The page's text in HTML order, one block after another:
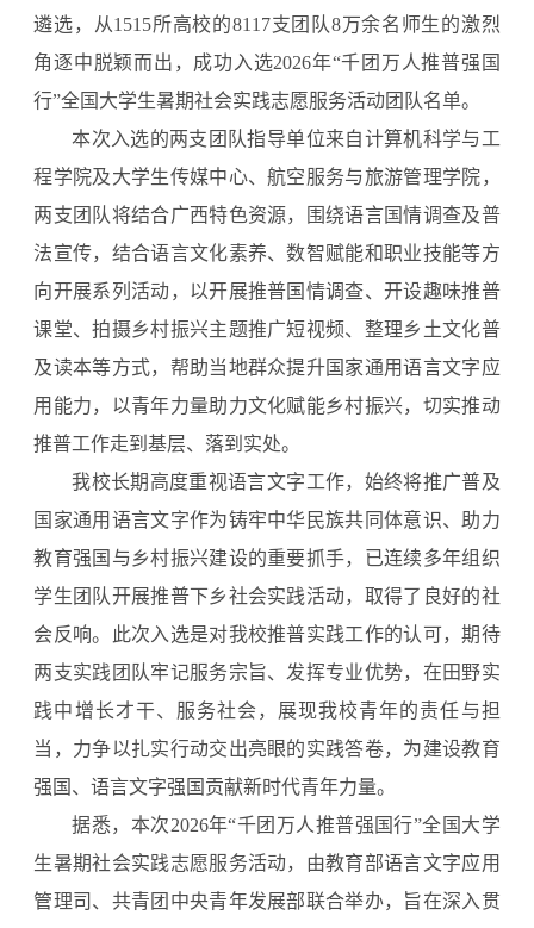
遴选，从1515所高校的8117支团队8万余名师生的激烈
角逐中脱颖而出，成功入选2026年“千团万人推普强国
行”全国大学生暑期社会实践志愿服务活动团队名单。
本次入选的两支团队指导单位来自计算机科学与工
程学院及大学生传媒中心、航空服务与旅游管理学院，
两支团队将结合广西特色资源，围绕语言国情调查及普
法宣传，结合语言文化素养、数智赋能和职业技能等方
向开展系列活动，以开展推普国情调查、开设趣味推普
课堂、拍摄乡村振兴主题推广短视频、整理乡土文化普
及读本等方式，帮助当地群众提升国家通用语言文字应
用能力，以青年力量助力文化赋能乡村振兴，切实推动
推普工作走到基层、落到实处。
我校长期高度重视语言文字工作，始终将推广普及
国家通用语言文字作为铸牢中华民族共同体意识、助力
教育强国与乡村振兴建设的重要抓手，已连续多年组织
学生团队开展推普下乡社会实践活动，取得了良好的社
会反响。此次入选是对我校推普实践工作的认可，期待
两支实践团队牢记服务宗旨、发挥专业优势，在田野实
践中增长才干、服务社会，展现我校青年的责任与担
当，力争以扎实行动交出亮眼的实践答卷，为建设教育
强国、语言文字强国贡献新时代青年力量。
据悉，本次2026年“千团万人推普强国行”全国大学
生暑期社会实践志愿服务活动，由教育部语言文字应用
管理司、共青团中央青年发展部联合举办，旨在深入贯